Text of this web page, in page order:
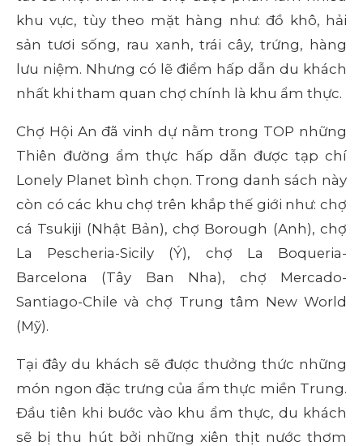
khu vực, tùy theo mặt hàng như: đồ khô, hải
sản tươi sống, rau xanh, trái cây, trứng, hàng
lưu niệm. Nhưng có lẽ điểm hấp dẫn du khách
nhất khi tham quan chợ chính là khu ẩm thực.
Chợ Hội An đã vinh dự nằm trong TOP những
Thiên đường ẩm thực hấp dẫn được tạp chí
Lonely Planet bình chọn. Trong danh sách này
còn có các khu chợ trên khắp thế giới như: chợ
cá Tsukiji (Nhật Bản), chợ Borough (Anh), chợ
La Pescheria-Sicily (Ý), chợ La Boqueria-
Barcelona (Tây Ban Nha), chợ Mercado-
Santiago-Chile và chợ Trung tâm New World
(Mỹ).
Tại đây du khách sẽ được thưởng thức những
món ngon đặc trưng của ẩm thực miền Trung.
Đầu tiên khi bước vào khu ẩm thực, du khách
sẽ bị thu hút bởi những xiên thịt nước thơm